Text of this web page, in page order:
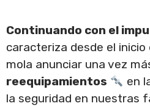
Continuando con el
caracteriza desde el inicio
mola anunciar una vez
reequipamientos
en
la seguridad en nuestras